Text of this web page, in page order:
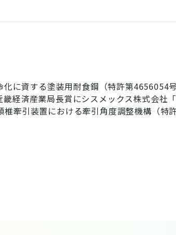
に資する塗装用耐食鋼（特許第4656054
経済産業局長賞にシスメックス株式会社
牽引装置における牽引角度調整機構（特